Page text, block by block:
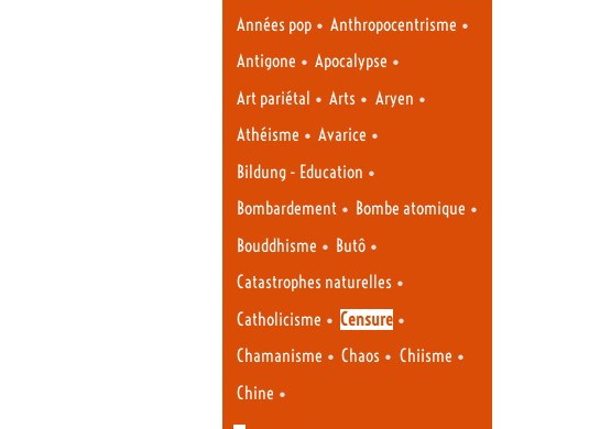
Années pop • Anthropocentrisme •
Antigone • Apocalypse •
Art pariétal • Arts • Aryen •
Athéisme • Avarice •
Bildung - Education •
Bombardement • Bombe atomique •
Bouddhisme • Butô •
Catastrophes naturelles •
Catholicisme • Censure •
Chamanisme • Chaos • Chiisme •
Chine •